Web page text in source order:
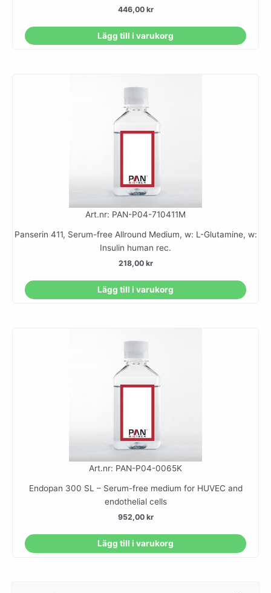
446,00 kr
Lägg till i varukorg
Art.nr: PAN-P04-710411M
Panserin 411, Serum-free Allround Medium, w: L-Glutamine, w:
Insulin human rec.
218,00 kr
Lägg till i varukorg
Art.nr: PAN-P04-0065K
Endopan 300 SL – Serum-free medium for HUVEC and
endothelial cells
952,00 kr
Lägg till i varukorg